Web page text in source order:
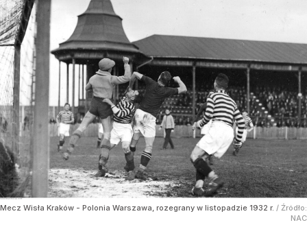
Mecz Wisła Kraków - Polonia Warszawa, rozegrany w listopadzie 1932 r. / Źródło:
NAC